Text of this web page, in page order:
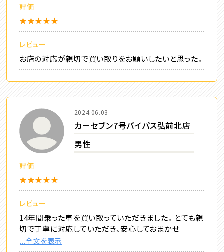
評価
★★★★★
レビュー
お店の対応が親切で買い取りをお願いしたいと思った。
2024.06.03
カーセブン7号バイパス弘前北店
男性
評価
★★★★★
レビュー
14年間乗った車を買い取っていただきました。 とても親
切で丁寧に対応していただき、安心しておまかせ
...全文を表示